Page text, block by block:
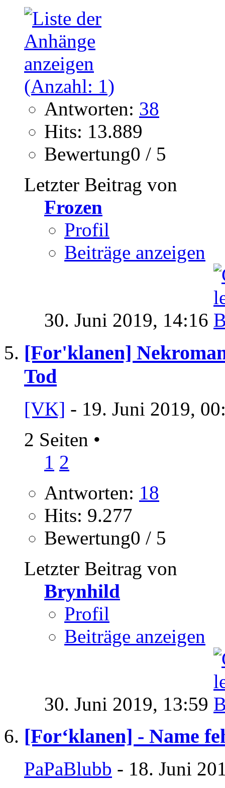
Antworten: 38
Hits: 13.889
Bewertung0 / 5
Letzter Beitrag von
Frozen
Profil
Beiträge anzeigen
30. Juni 2019, 14:16
[For'klanen]
Tod
[VK] - 19. Juni 2019,
2 Seiten •
1 2
Antworten: 18
Hits: 9.277
Bewertung0 / 5
Letzter Beitrag von
Brynhild
Profil
Beiträge anzeigen
30. Juni 2019, 13:59
[For‘klanen] - Name
PaPaBlubb - 18. Juni